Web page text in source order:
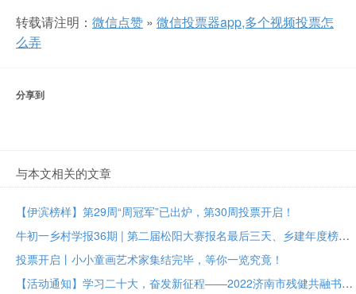
转载请注明： 微信点赞 » 微信投票器app,多个视频投票怎
么弄
分享到
与本文相关的文章
【伊滨榜样】第29周“周冠军”已出炉，第30周投票开启！
牛初一乡村学报36期 | 第二届松阳大赛报名最后三天、乡建年度榜样大众投票进行中
投票开启丨小小童画艺术家集结完毕，等你一览究竟！
【活动通知】学习二十大，奋发新征程——2022济南市残健共融书法美术作品展投票评选